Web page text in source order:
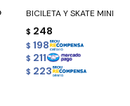
BICILETA Y SKATE MINI
$ 248
$ 198
$ 211
$ 223